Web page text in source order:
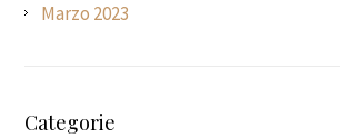
Marzo 2023
Categorie